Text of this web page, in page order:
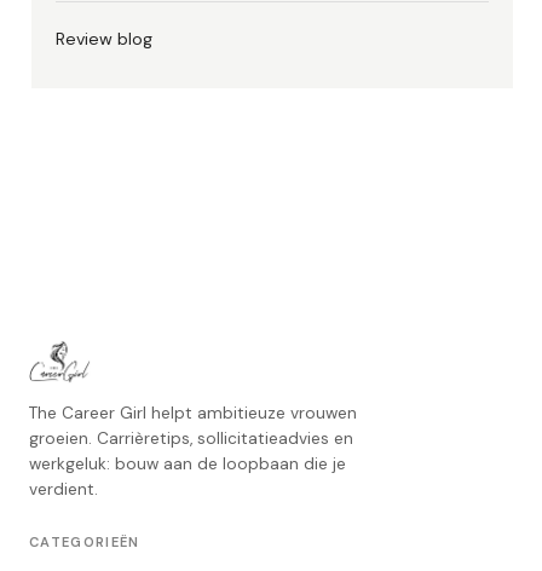
Review blog
The Career Girl helpt ambitieuze vrouwen
groeien. Carrièretips, sollicitatieadvies en
werkgeluk: bouw aan de loopbaan die je
verdient.
CATEGORIEËN